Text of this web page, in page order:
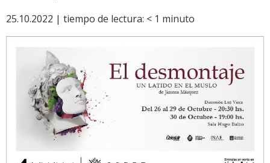
25.10.2022 | tiempo de lectura: < 1 minuto